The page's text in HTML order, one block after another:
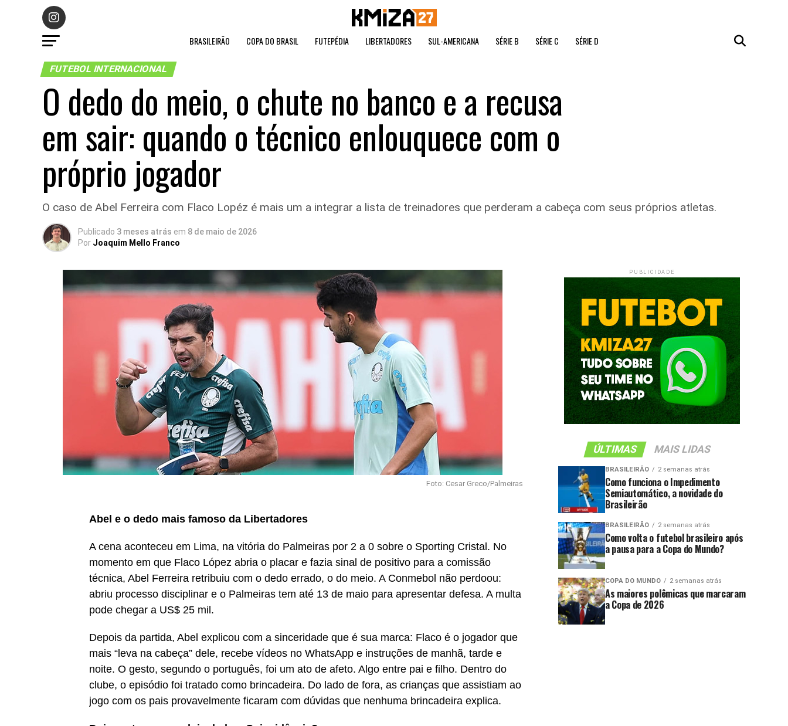
BRASILEIRÃO COPA DO BRASIL FUTEPÉDIA LIBERTADORES SUL-AMERICANA SÉRIE B SÉRIE C SÉRIE D
FUTEBOL INTERNACIONAL
O dedo do meio, o chute no banco e a recusa
em sair: quando o técnico enlouquece com o
próprio jogador
O caso de Abel Ferreira com Flaco Lopéz é mais um a integrar a lista de treinadores que perderam a cabeça com seus próprios atletas.
Publicado 3 meses atrás em 8 de maio de 2026
Por Joaquim Mello Franco
Foto: Cesar Greco/Palmeiras
Abel e o dedo mais famoso da Libertadores
A cena aconteceu em Lima, na vitória do Palmeiras por 2 a 0 sobre o Sporting Cristal. No
momento em que Flaco López abria o placar e fazia sinal de positivo para a comissão
técnica, Abel Ferreira retribuiu com o dedo errado, o do meio. A Conmebol não perdoou:
abriu processo disciplinar e o Palmeiras tem até 13 de maio para apresentar defesa. A multa
pode chegar a US$ 25 mil.
Depois da partida, Abel explicou com a sinceridade que é sua marca: Flaco é o jogador que
mais “leva na cabeça” dele, recebe vídeos no WhatsApp e instruções de manhã, tarde e
noite. O gesto, segundo o português, foi um ato de afeto. Algo entre pai e filho. Dentro do
clube, o episódio foi tratado como brincadeira. Do lado de fora, as crianças que assistiam ao
jogo com os pais provavelmente ficaram com dúvidas que nenhuma brincadeira explica.
PUBLICIDADE
ÚLTIMAS MAIS LIDAS
BRASILEIRÃO 2 semanas atrás
Como funciona o Impedimento
Semiautomático, a novidade do
Brasileirão
BRASILEIRÃO 2 semanas atrás
Como volta o futebol brasileiro após
a pausa para a Copa do Mundo?
COPA DO MUNDO 2 semanas atrás
As maiores polêmicas que marcaram
a Copa de 2026